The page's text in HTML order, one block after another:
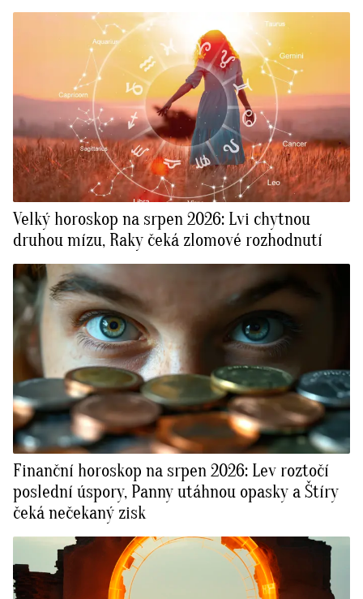
Velký horoskop na srpen 2026: Lvi chytnou
druhou mízu, Raky čeká zlomové rozhodnutí
Finanční horoskop na srpen 2026: Lev roztočí
poslední úspory, Panny utáhnou opasky a Štíry
čeká nečekaný zisk